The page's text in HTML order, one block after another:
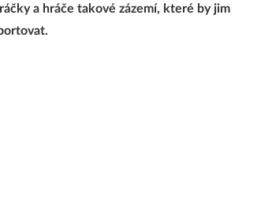
a hráče takové zázemí, které by jim